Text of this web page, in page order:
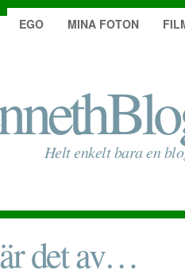
Helt enkelt bara en
EGO MINA FOTON
det av…